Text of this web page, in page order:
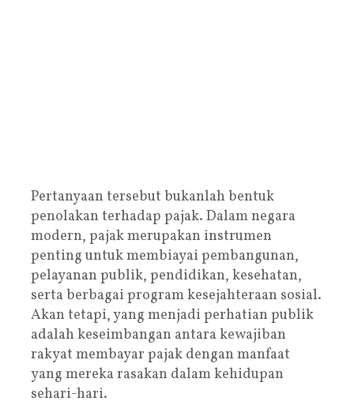
Pertanyaan tersebut bukanlah bentuk
penolakan terhadap pajak. Dalam negara
modern, pajak merupakan instrumen
penting untuk membiayai pembangunan,
pelayanan publik, pendidikan, kesehatan,
serta berbagai program kesejahteraan sosial.
Akan tetapi, yang menjadi perhatian publik
adalah keseimbangan antara kewajiban
rakyat membayar pajak dengan manfaat
yang mereka rasakan dalam kehidupan
sehari-hari.